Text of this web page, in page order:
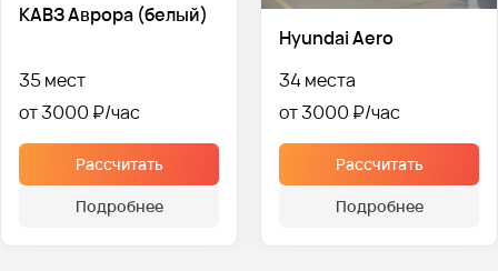
КАВЗ Аврора (белый)
35 мест
от 3000 ₽
Рассчитать
Подробнее
Hyundai Aero
34 места
от 3000 ₽
Рассчитать
Подробнее